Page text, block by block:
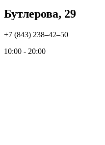
Бутлерова, 29
+7 (843) 238‒42‒50
10:00 - 20:00